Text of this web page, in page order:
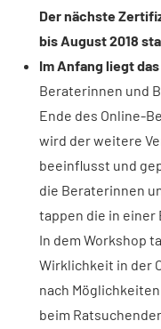
Der nächste
bis August 2018
Im Anfang liegt das
Beraterinnen und
Ende des Online-
wird der weitere
beeinflusst und
die Beraterinnen
tappen die in einer
In dem Workshop
Wirklichkeit in der
nach
beim